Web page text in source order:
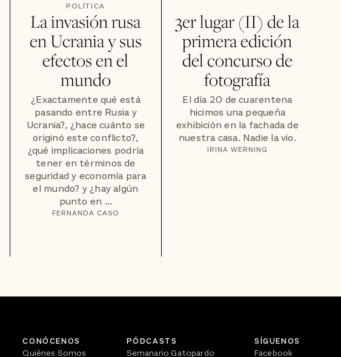
POLÍTICA
La invasión rusa
en Ucrania y sus
efectos en el
mundo
¿Exactamente qué está
pasando entre Rusia y
Ucrania?, ¿hace cuánto se
originó este conflicto?,
¿qué implicaciones podría
tener en términos de
seguridad y economía para
el mundo? y ¿hay algún
punto en ...
FERNANDA CASO
3er lugar (II) de la
primera edición
del concurso de
fotografía
El día 20 de cuarentena
hicimos una pequeña
exhibición en la fachada de
nuestra casa. Nadie la vio.
IRINA WERNING
CONÓCENOS
Quiénes Somos
PÓDCASTS
Semanario Gatopardo
SÍGUENOS
Facebook